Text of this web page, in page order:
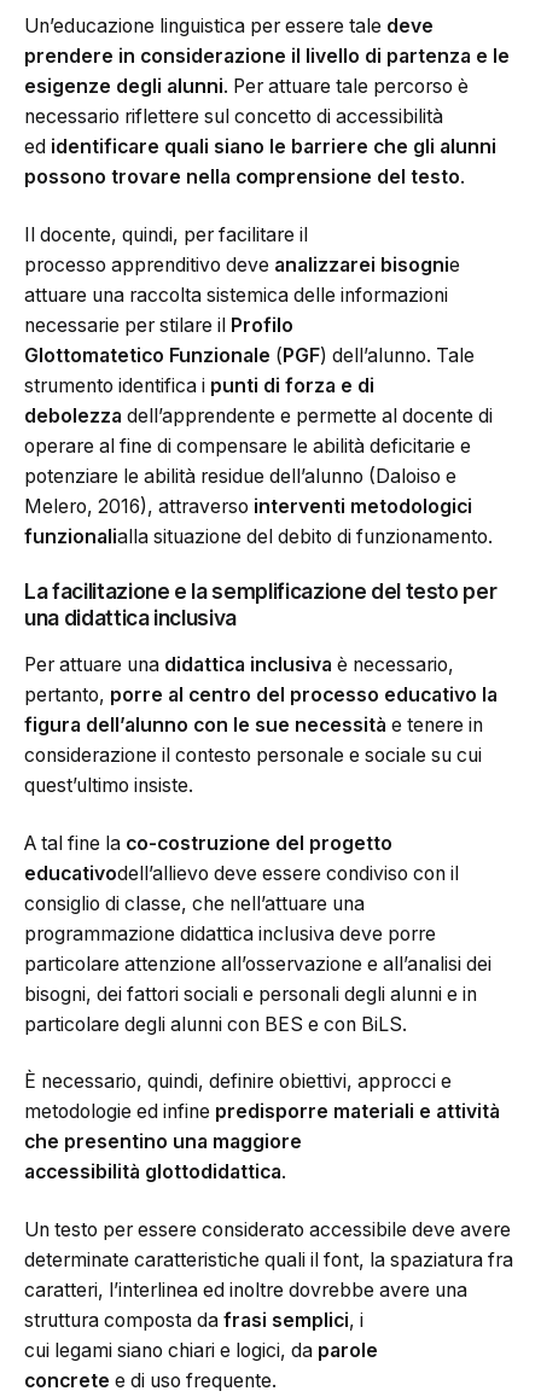
Un’educazione linguistica per essere tale deve
prendere in considerazione il livello di partenza e le
esigenze degli alunni. Per attuare tale percorso è
necessario riflettere sul concetto di accessibilità
ed identificare quali siano le barriere che gli alunni
possono trovare nella comprensione del testo.
Il docente, quindi, per facilitare il
processo apprenditivo deve analizzarei bisognie
attuare una raccolta sistemica delle informazioni
necessarie per stilare il Profilo
Glottomatetico Funzionale (PGF) dell’alunno. Tale
strumento identifica i punti di forza e di
debolezza dell’apprendente e permette al docente di
operare al fine di compensare le abilità deficitarie e
potenziare le abilità residue dell’alunno (Daloiso e
Melero, 2016), attraverso interventi metodologici
funzionalialla situazione del debito di funzionamento.
La facilitazione e la semplificazione del testo per
una didattica inclusiva
Per attuare una didattica inclusiva è necessario,
pertanto, porre al centro del processo educativo la
figura dell’alunno con le sue necessità e tenere in
considerazione il contesto personale e sociale su cui
quest’ultimo insiste.
A tal fine la co-costruzione del progetto
educativodell’allievo deve essere condiviso con il
consiglio di classe, che nell’attuare una
programmazione didattica inclusiva deve porre
particolare attenzione all’osservazione e all’analisi dei
bisogni, dei fattori sociali e personali degli alunni e in
particolare degli alunni con BES e con BiLS.
È necessario, quindi, definire obiettivi, approcci e
metodologie ed infine predisporre material i e attività
che presentino una maggiore
accessibilità glottodidattica.
Un testo per essere considerato accessibile deve avere
determinate caratteristiche quali il font, la spaziatura fra
caratteri, l’interlinea ed inoltre dovrebbe avere una
struttura composta da frasi semplici, i
cui legami siano chiari e logici, da parole
concrete e di uso frequente.